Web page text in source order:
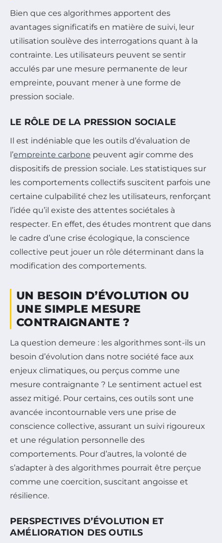
Bien que ces algorithmes apportent des
avantages significatifs en matière de suivi, leur
utilisation soulève des interrogations quant à la
contrainte. Les utilisateurs peuvent se sentir
acculés par une mesure permanente de leur
empreinte, pouvant mener à une forme de
pression sociale.
LE RÔLE DE LA PRESSION SOCIALE
Il est indéniable que les outils d’évaluation de
l’empreinte carbone peuvent agir comme des
dispositifs de pression sociale. Les statistiques sur
les comportements collectifs suscitent parfois une
certaine culpabilité chez les utilisateurs, renforçant
l’idée qu’il existe des attentes sociétales à
respecter. En effet, des études montrent que dans
le cadre d’une crise écologique, la conscience
collective peut jouer un rôle déterminant dans la
modification des comportements.
UN BESOIN D’ÉVOLUTION OU
UNE SIMPLE MESURE
CONTRAIGNANTE ?
La question demeure : les algorithmes sont-ils un
besoin d’évolution dans notre société face aux
enjeux climatiques, ou perçus comme une
mesure contraignante ? Le sentiment actuel est
assez mitigé. Pour certains, ces outils sont une
avancée incontournable vers une prise de
conscience collective, assurant un suivi rigoureux
et une régulation personnelle des
comportements. Pour d’autres, la volonté de
s’adapter à des algorithmes pourrait être perçue
comme une coercition, suscitant angoisse et
résilience.
PERSPECTIVES D’ÉVOLUTION ET
AMÉLIORATION DES OUTILS